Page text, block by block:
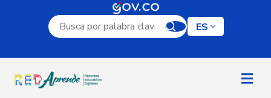
Campo de búsqueda por palabra clave
ES